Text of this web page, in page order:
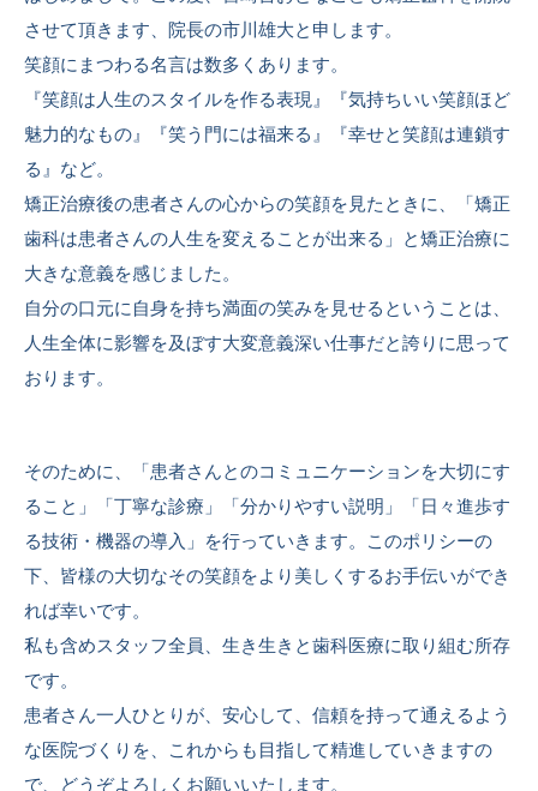
させて頂きます、院長の市川雄大と申します。
笑顔にまつわる名言は数多くあります。
『笑顔は人生のスタイルを作る表現』『気持ちいい笑顔ほど
魅力的なもの』『笑う門には福来る』『幸せと笑顔は連鎖す
る』など。
矯正治療後の患者さんの心からの笑顔を見たときに、「矯正
歯科は患者さんの人生を変えることが出来る」と矯正治療に
大きな意義を感じました。
自分の口元に自身を持ち満面の笑みを見せるということは、
人生全体に影響を及ぼす大変意義深い仕事だと誇りに思って
おります。
そのために、「患者さんとのコミュニケーションを大切にす
ること」「丁寧な診療」「分かりやすい説明」「日々進歩す
る技術・機器の導入」を行っていきます。このポリシーの
下、皆様の大切なその笑顔をより美しくするお手伝いができ
れば幸いです。
私も含めスタッフ全員、生き生きと歯科医療に取り組む所存
です。
患者さん一人ひとりが、安心して、信頼を持って通えるよう
な医院づくりを、これからも目指して精進していきますの
で、どうぞよろしくお願いいたします。